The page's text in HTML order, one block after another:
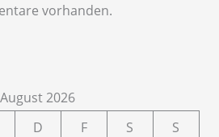
vorhanden.
August 2026
D F S
S